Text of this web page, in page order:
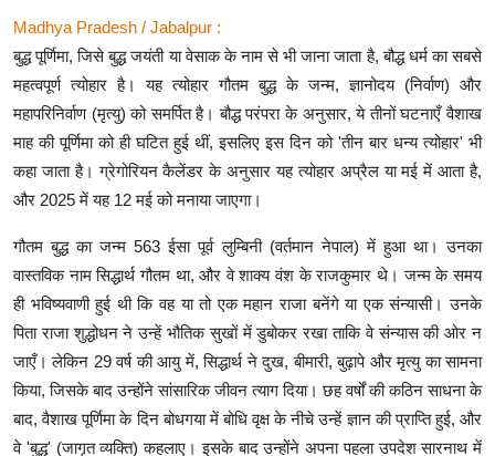
Madhya Pradesh / Jabalpur :
बुद्ध पूर्णिमा, जिसे बुद्ध जयंती या वेसाक के नाम से भी जाना जाता है, बौद्ध धर्म का सबसे
महत्वपूर्ण त्योहार है। यह त्योहार गौतम बुद्ध के जन्म, ज्ञानोदय (निर्वाण) और
महापरिनिर्वाण (मृत्यु) को समर्पित है। बौद्ध परंपरा के अनुसार, ये तीनों घटनाएँ वैशाख
माह की पूर्णिमा को ही घटित हुई थीं, इसलिए इस दिन को 'तीन बार धन्य त्योहार' भी
कहा जाता है। ग्रेगोरियन कैलेंडर के अनुसार यह त्योहार अप्रैल या मई में आता है,
और 2025 में यह 12 मई को मनाया जाएगा।
गौतम बुद्ध का जन्म 563 ईसा पूर्व लुम्बिनी (वर्तमान नेपाल) में हुआ था। उनका
वास्तविक नाम सिद्धार्थ गौतम था, और वे शाक्य वंश के राजकुमार थे। जन्म के समय
ही भविष्यवाणी हुई थी कि वह या तो एक महान राजा बनेंगे या एक संन्यासी। उनके
पिता राजा शुद्धोधन ने उन्हें भौतिक सुखों में डुबोकर रखा ताकि वे संन्यास की ओर न
जाएँ। लेकिन 29 वर्ष की आयु में, सिद्धार्थ ने दुख, बीमारी, बुढ़ापे और मृत्यु का सामना
किया, जिसके बाद उन्होंने सांसारिक जीवन त्याग दिया। छह वर्षों की कठिन साधना के
बाद, वैशाख पूर्णिमा के दिन बोधगया में बोधि वृक्ष के नीचे उन्हें ज्ञान की प्राप्ति हुई, और
वे 'बुद्ध' (जागृत व्यक्ति) कहलाए। इसके बाद उन्होंने अपना पहला उपदेश सारनाथ में